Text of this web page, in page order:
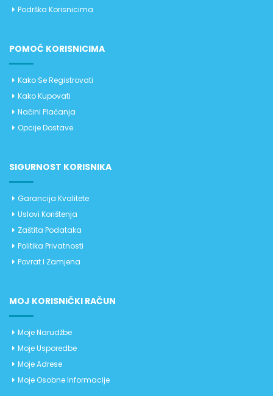
Podrška Korisnicima
POMOĆ KORISNICIMA
Kako Se Registrovati
Kako Kupovati
Načini Plaćanja
Opcije Dostave
SIGURNOST KORISNIKA
Garancija Kvalitete
Uslovi Korištenja
Zaštita Podataka
Politika Privatnosti
Povrat I Zamjena
MOJ KORISNIČKI RAČUN
Moje Narudžbe
Moje Usporedbe
Moje Adrese
Moje Osobne Informacije